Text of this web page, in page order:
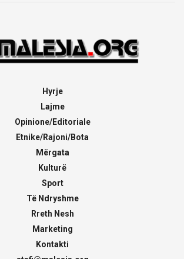
Hyrje
Lajme
Opinione/Editoriale
Etnike/Rajoni/Bota
Mërgata
Kulturë
Sport
Të Ndryshme
Rreth Nesh
Marketing
Kontakti